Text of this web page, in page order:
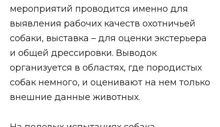
мероприятий проводится именно для
выявления рабочих качеств охотничьей
собаки, выставка – для оценки экстерьера
и общей дрессировки. Выводок
организуется в областях, где породистых
собак немного, и оценивают на нем только
внешние данные животных.